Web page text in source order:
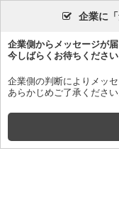
企業に
企業側からメッセージが
今しばらくお待ちください
企業側の判断によりメッ
あらかじめご了承ください